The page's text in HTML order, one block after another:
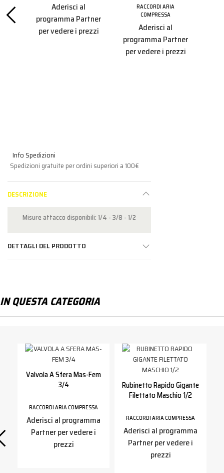
Aderisci al
programma Partner
per vedere i prezzi
RACCORDI ARIA
COMPRESSA
Aderisci al
programma Partner
per vedere i prezzi
Info Spedizioni
Spedizioni gratuite per ordini superiori a 100€
DESCRIZIONE
Misure attacco disponibili: 1/4 - 3/8 - 1/2
DETTAGLI DEL PRODOTTO
IN QUESTA CATEGORIA
Valvola A Sfera Mas-Fem
3/4
RACCORDI ARIA COMPRESSA
Aderisci al programma
Partner per vedere i
prezzi
Rubinetto Rapido Gigante
Filettato Maschio 1/2
RACCORDI ARIA COMPRESSA
Aderisci al programma
Partner per vedere i
prezzi